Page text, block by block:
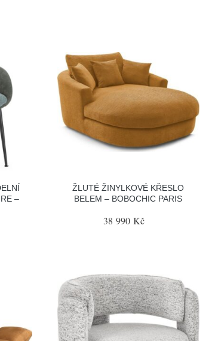
–
ŽLUTÉ ŽINYLKOVÉ KŘESLO
BELEM – BOBOCHIC PARIS
38 990 Kč